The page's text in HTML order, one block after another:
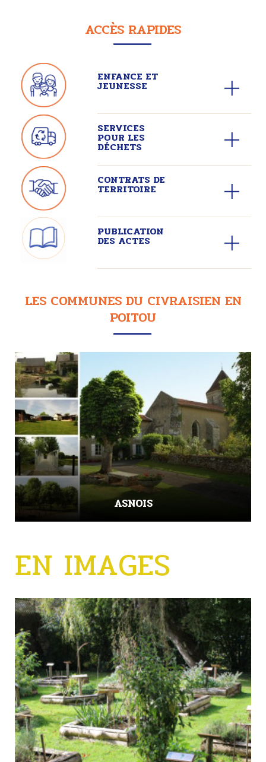
ACCÈS RAPIDES
ENFANCE ET
JEUNESSE
SERVICES
POUR LES
DÉCHETS
CONTRATS DE
TERRITOIRE
PUBLICATION
DES ACTES
LES COMMUNES DU CIVRAISIEN EN
POITOU
ASNOIS
EN IMAGES